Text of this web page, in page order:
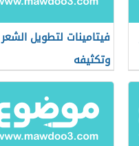
فيتامينات لتطويل الشعر
وتكثيفه